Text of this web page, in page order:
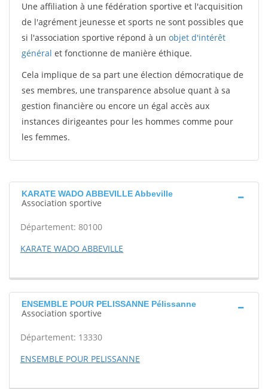
Une affiliation à une fédération sportive et l'acquisition
de l'agrément jeunesse et sports ne sont possibles que
si l'association sportive répond à un objet d'intérêt
général et fonctionne de manière éthique.
Cela implique de sa part une élection démocratique de
ses membres, une transparence absolue quant à sa
gestion financière ou encore un égal accès aux
instances dirigeantes pour les hommes comme pour
les femmes.
KARATE WADO ABBEVILLE Abbeville
Association sportive
Département: 80100
KARATE WADO ABBEVILLE
ENSEMBLE POUR PELISSANNE Pélissanne
Association sportive
Département: 13330
ENSEMBLE POUR PELISSANNE